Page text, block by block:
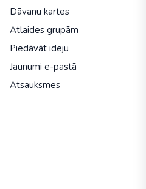
Dāvanu kartes
Atlaides grupām
Piedāvāt ideju
Jaunumi e-pastā
Atsauksmes